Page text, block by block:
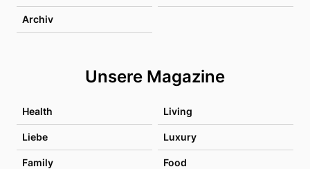
Archiv
Unsere Magazine
Health Living
Liebe Luxury
Family Food